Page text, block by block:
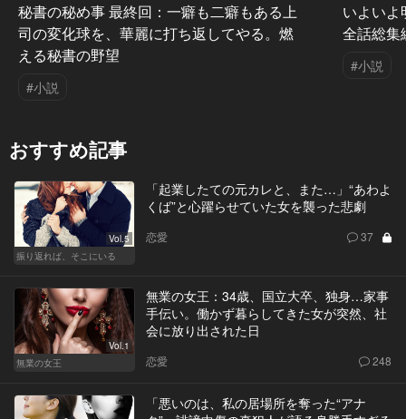
秘書の秘め事 最終回：一癖も二癖もある上
司の変化球を、華麗に打ち返してやる。燃
える秘書の野望
#小説
いよい
全話総集
#小説
おすすめ記事
Vol.5
振り返れば、そこにいる
「起業したての元カレと、また…」“あわよ
くば”と心躍らせていた女を襲った悲劇
恋愛 37
Vol.1
無業の女王
無業の女王：34歳、国立大卒、独身…家事
手伝い。働かず暮らしてきた女が突然、社
会に放り出された日
恋愛 248
「悪いのは、私の居場所を奪った“アナ